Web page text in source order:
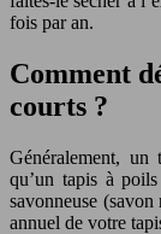
fois par an.
Comment
courts ?
Généralement, un
qu’un tapis à
savonneuse
annuel de votre